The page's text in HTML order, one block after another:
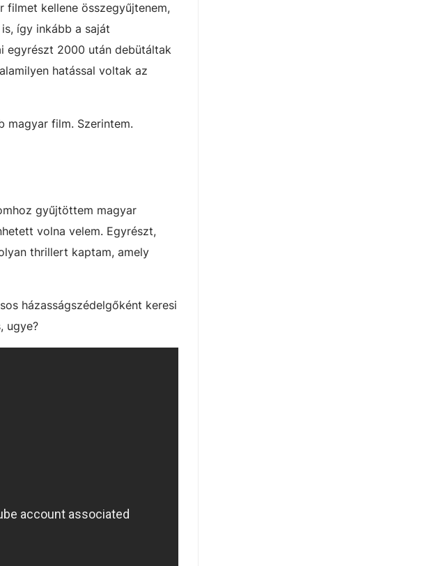
filmet kellene összegyűjtenem,
így inkább a saját
egyrészt 2000 után debütáltak
hatással voltak az
magyar film. Szerintem.
gyűjtöttem magyar
volna velem. Egyrészt,
thrillert kaptam, amely
házasságszédelgőként keresi
ugye?